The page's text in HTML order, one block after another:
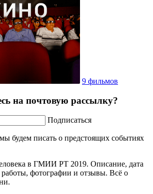
9 фильмов
на почтовую рассылку?
Подписаться
будем писать о предстоящих событиях
в ГМИИ РТ 2019. Описание, дата
фотографии и отзывы. Всё о